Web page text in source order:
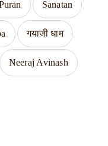
Sanatan
गयाजी धाम
Neeraj Avinash